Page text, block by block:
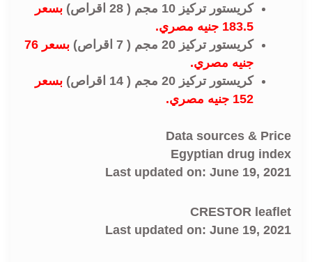
كريستور تركيز 10 مجم ( 28 اقراص)
بسعر
183.5 جنيه مصري.
كريستور تركيز 20 مجم ( 7 اقراص)
بسعر 76
جنيه مصري.
كريستور تركيز 20 مجم ( 14 اقراص)
بسعر
152 جنيه مصري.
Data sources & Price
Egyptian drug index
Last updated on: June 19, 2021
CRESTOR leaflet
Last updated on: June 19, 2021